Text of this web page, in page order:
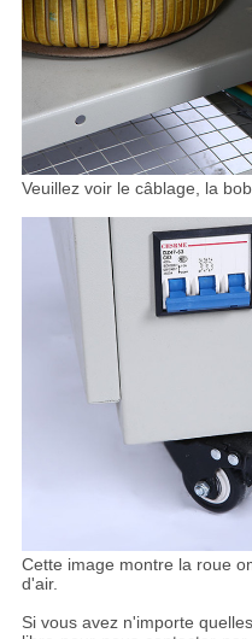
Veuillez voir le câblage, la
Cette image montre la roue
d'air.
Si vous avez n'importe